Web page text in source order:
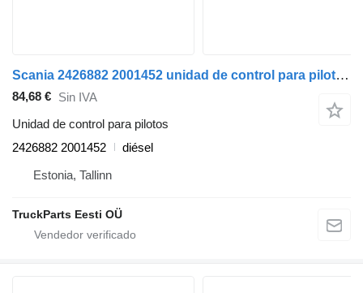
Scania 2426882 2001452 unidad de control para pilotos para Scania P,G,R,T-series (2004-2017) cabeza tractora
84,68 € Sin IVA
Unidad de control para pilotos
2426882 2001452
diésel
Estonia, Tallinn
TruckParts Eesti OÜ